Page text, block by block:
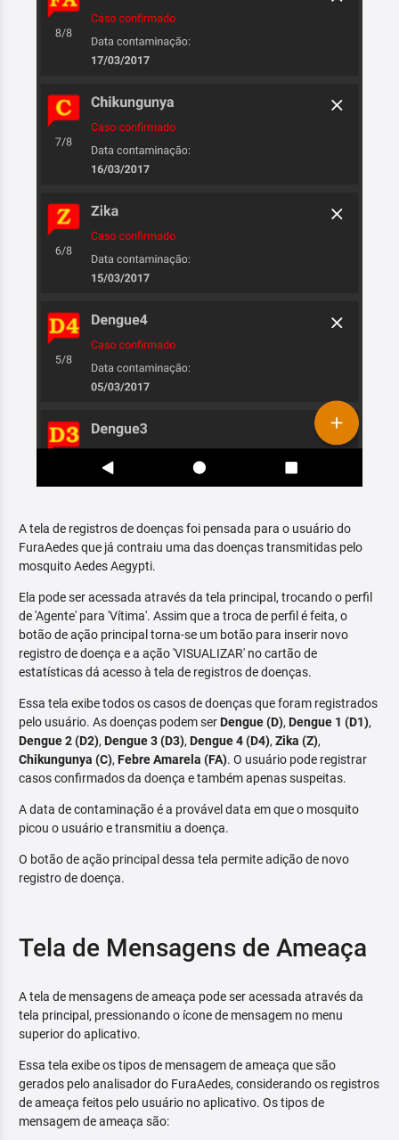
A tela de registros de doenças foi pensada para o usuário do
FuraAedes que já contraiu uma das doenças transmitidas pelo
mosquito Aedes Aegypti.
Ela pode ser acessada através da tela principal, trocando o perfil
de 'Agente' para 'Vítima'. Assim que a troca de perfil é feita, o
botão de ação principal torna-se um botão para inserir novo
registro de doença e a ação 'VISUALIZAR' no cartão de
estatísticas dá acesso à tela de registros de doenças.
Essa tela exibe todos os casos de doenças que foram registrados
pelo usuário. As doenças podem serDengue (D), Dengue 1 (D1),
Dengue 2 (D2), Dengue 3 (D3), Dengue 4 (D4), Zika (Z),
Chikungunya (C), Febre Amarela (FA). O usuário pode registrar
casos confirmados da doença e também apenas suspeitas.
A data de contaminação é a provável data em que o mosquito
picou o usuário e transmitiu a doença.
O botão de ação principal dessa tela permite adição de novo
registro de doença.
Tela de Mensagens de Ameaça
A tela de mensagens de ameaça pode ser acessada através da
tela principal, pressionando o ícone de mensagem no menu
superior do aplicativo.
Essa tela exibe os tipos de mensagem de ameaça que são
gerados pelo analisador do FuraAedes, considerando os registros
de ameaça feitos pelo usuário no aplicativo. Os tipos de
mensagem de ameaça são: